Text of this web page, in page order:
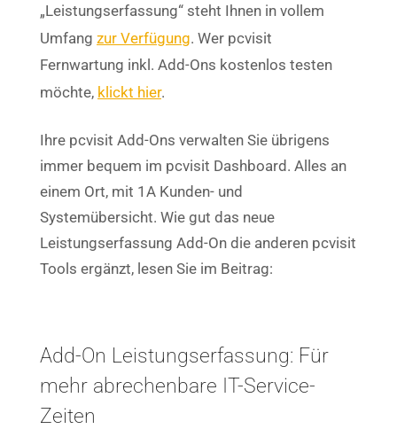
„Leistungserfassung“ steht Ihnen in vollem
Umfang zur Verfügung. Wer pcvisit
Fernwartung inkl. Add-Ons kostenlos testen
möchte, klickt hier.
Ihre pcvisit Add-Ons verwalten Sie übrigens
immer bequem im pcvisit Dashboard. Alles an
einem Ort, mit 1A Kunden- und
Systemübersicht. Wie gut das neue
Leistungserfassung Add-On die anderen pcvisit
Tools ergänzt, lesen Sie im Beitrag:
Add-On Leistungserfassung: Für
mehr abrechenbare IT-Service-
Zeiten